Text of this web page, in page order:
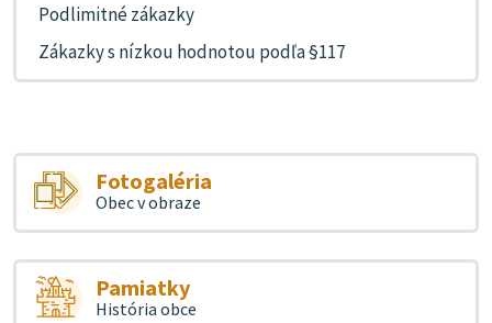
Podlimitné zákazky
Zákazky s nízkou hodnotou podľa §117
Fotogaléria
Obec v obraze
Pamiatky
História obce